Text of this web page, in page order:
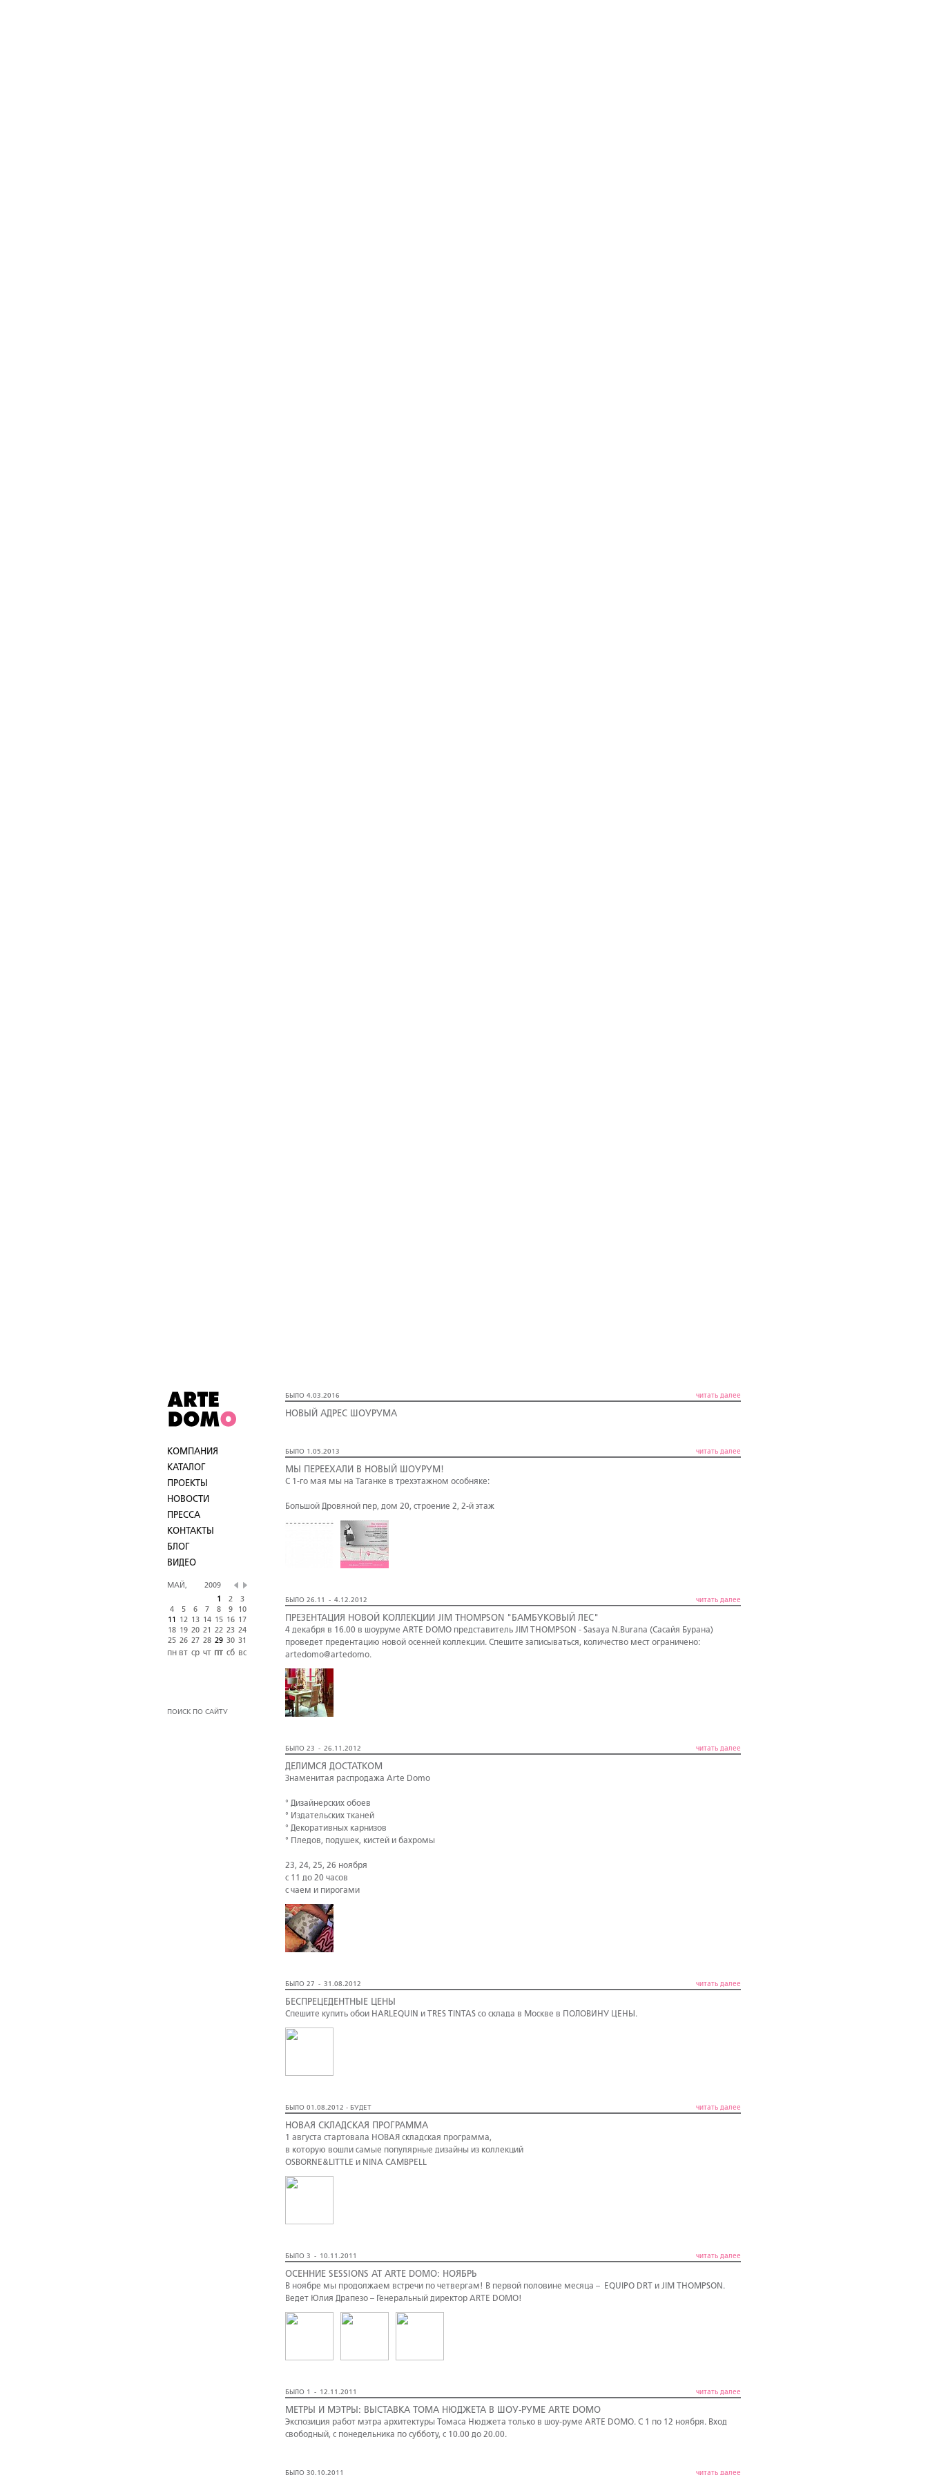
КОМПАНИЯ
КАТАЛОГ
ПРОЕКТЫ
НОВОСТИ
ПРЕССА
КОНТАКТЫ
БЛОГ
ВИДЕО
МАЙ,
2009
1
2
3
4
5 6 7 8 9
10
11
12 13 14 15 16
17
18 19 20 21 22 23 24
25 26 27 28 29 30 31
пн вт ср чт пт сб вс
ПОИСК ПО САЙТУ
БЫЛО 4.03.2016 читать далее
НОВЫЙ АДРЕС ШОУРУМА
БЫЛО 1.05.2013 читать далее
МЫ ПЕРЕЕХАЛИ В НОВЫЙ ШОУРУМ!
С 1-го мая мы на Таганке в трехэтажном особняке:
Большой Дровяной пер, дом 20, строение 2, 2-й этаж
БЫЛО 26.11 - 4.12.2012 читать далее
ПРЕЗЕНТАЦИЯ НОВОЙ КОЛЛЕКЦИИ JIM THOMPSON "БАМБУКОВЫЙ ЛЕС"
4 декабря в 16.00 в шоуруме ARTE DOMO представитель JIM THOMPSON - Sasaya N.Burana (Сасайя Бурана)
проведет предентацию новой осенней коллекции. Спешите записываться, количество мест ограничено:
artedomo@artedomo.
БЫЛО 23 - 26.11.2012 читать далее
ДЕЛИМСЯ ДОСТАТКОМ
Знаменитая распродажа Arte Domo
° Дизайнерских обоев
° Издательских тканей
° Декоративных карнизов
° Пледов, подушек, кистей и бахромы
23, 24, 25, 26 ноября
с 11 до 20 часов
с чаем и пирогами
БЫЛО 27 - 31.08.2012 читать далее
БЕСПРЕЦЕДЕНТНЫЕ ЦЕНЫ
Спешите купить обои HARLEQUIN и TRES TINTAS со склада в Москве в ПОЛОВИНУ ЦЕНЫ.
БЫЛО 01.08.2012 - БУДЕТ читать далее
НОВАЯ СКЛАДСКАЯ ПРОГРАММА
1 августа стартовала НОВАЯ складская программа,
в которую вошли самые популярные дизайны из коллекций
OSBORNE&LITTLE и NINA CAMBPELL
БЫЛО 3 - 10.11.2011 читать далее
ОСЕННИЕ SESSIONS AT ARTE DOMO: НОЯБРЬ
В ноябре мы продолжаем встречи по четвергам! В первой половине месяца – EQUIPO DRT и JIM THOMPSON.
Ведет Юлия Драпезо – Генеральный директор ARTE DOMO!
БЫЛО 1 - 12.11.2011 читать далее
МЕТРЫ И МЭТРЫ: ВЫСТАВКА ТОМА НЮДЖЕТА В ШОУ-РУМЕ ARTE DOMO
Экспозиция работ мэтра архитектуры Томаса Нюджета только в шоу-руме ARTE DOMO. С 1 по 12 ноября. Вход
свободный, с понедельника по субботу, с 10.00 до 20.00.
БЫЛО 30.10.2011 читать далее